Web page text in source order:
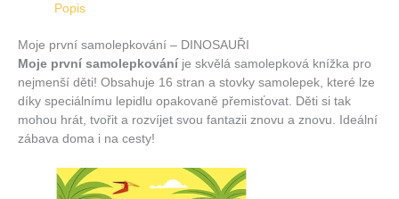
Popis
Moje první samolepkování – DINOSAUŘI
Moje první samolepkování je skvělá samolepková knížka pro
nejmenší děti! Obsahuje 16 stran a stovky samolepek, které lze
díky speciálnímu lepidlu opakovaně přemisťovat. Děti si tak
mohou hrát, tvořit a rozvíjet svou fantazii znovu a znovu. Ideální
zábava doma i na cesty!